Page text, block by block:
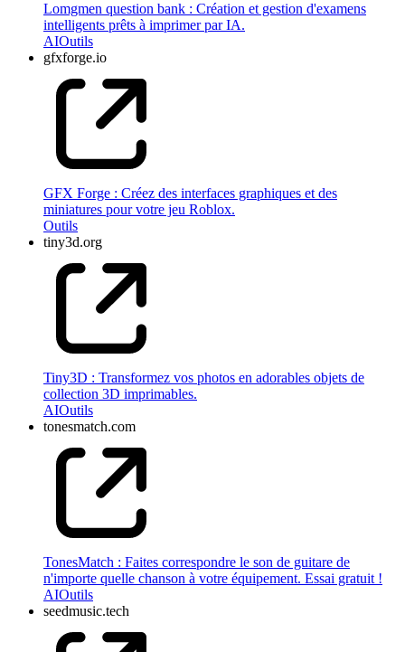
Lomgmen question bank : Création et gestion d'examens
intelligents prêts à imprimer par IA.
AIOutils
gfxforge.io
GFX Forge : Créez des interfaces graphiques et des
miniatures pour votre jeu Roblox.
Outils
tiny3d.org
Tiny3D : Transformez vos photos en adorables objets de
collection 3D imprimables.
AIOutils
tonesmatch.com
TonesMatch : Faites correspondre le son de guitare de
n'importe quelle chanson à votre équipement. Essai gratuit !
AIOutils
seedmusic.tech